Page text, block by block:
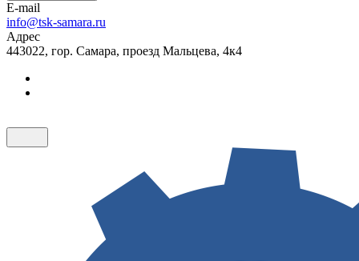
E-mail
info@tsk-samara.ru
Адрес
443022, гор. Самара, проезд Мальцева, 4к4